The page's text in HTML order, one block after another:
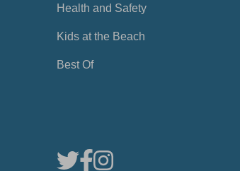
Health and Safety
Kids at the Beach
Best Of